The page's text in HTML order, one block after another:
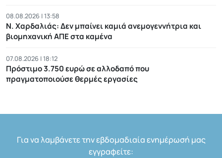
08.08.2026 | 13:58
Ν. Χαρδαλιάς: Δεν μπαίνει καμιά ανεμογεννήτρια και
βιομηχανική ΑΠΕ στα καμένα
07.08.2026 | 18:12
Πρόστιμο 3.750 ευρώ σε αλλοδαπό που
πραγματοποιούσε θερμές εργασίες
Για να λαμβάνετε την εβδομαδιαία ενημέρωσή μας
εγγραφείτε: